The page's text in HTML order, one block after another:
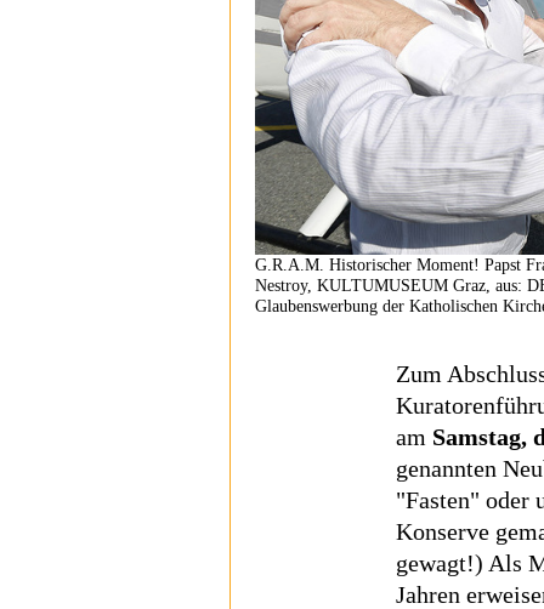
G.R.A.M. Historischer Moment! Papst
Nestroy, KULTUMUSEUM Graz, aus:
Glaubenswerbung der Katholischen
Zum
am Samstag,
genannten
"Fasten" oder
Konserve
gewagt!) Als
Jahren